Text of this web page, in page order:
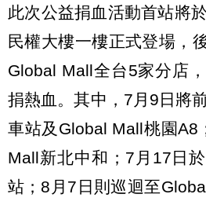
此次公益捐血活動首站將
民權大樓一樓正式登場，
Global Mall全台5家分店
捐熱血。其中，7月9日將
車站及Global Mall桃園A8
Mall新北中和；7月17日
站；8月7日則巡迴至